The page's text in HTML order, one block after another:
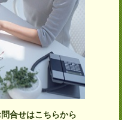
合せはこちらから